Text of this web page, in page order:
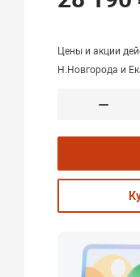
Цены и акции
Н.Новгорода и